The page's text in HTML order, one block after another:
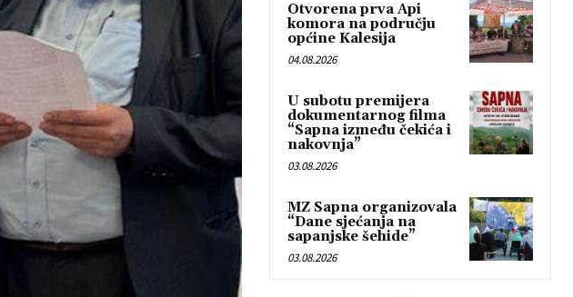
Otvorena prva Api
komora na području
općine Kalesija
04.08.2026
U subotu premijera
dokumentarnog filma
“Sapna između čekića i
nakovnja”
03.08.2026
MZ Sapna organizovala
“Dane sjećanja na
sapanjske šehide”
03.08.2026